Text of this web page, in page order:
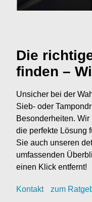
Die
finden –
Unsicher bei der
Sieb- oder
Besonderheiten.
die perfekte Lösung
Sie auch unseren
umfassenden
einen Klick entfernt!
Kontakt zum